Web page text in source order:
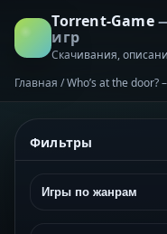
Torrent-Game
игр
Скачивания,
Главная /Who’s at the door?
Фильтры
Игры по жанрам